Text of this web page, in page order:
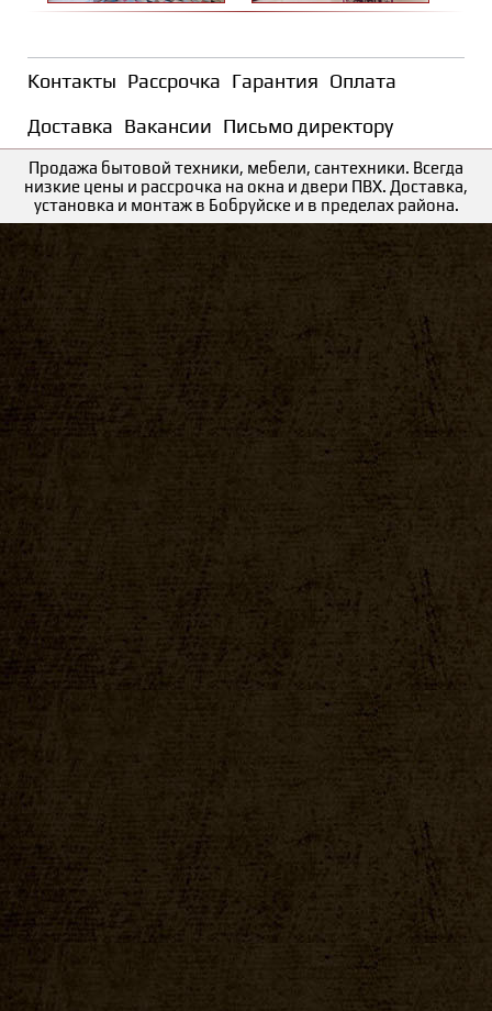
Контакты Рассрочка Гарантия Оплата
Доставка Вакансии Письмо директору
Продажа бытовой техники, мебели, сантехники. Всегда
низкие цены и рассрочка на окна и двери ПВХ. Доставка,
установка и монтаж в Бобруйске и в пределах района.